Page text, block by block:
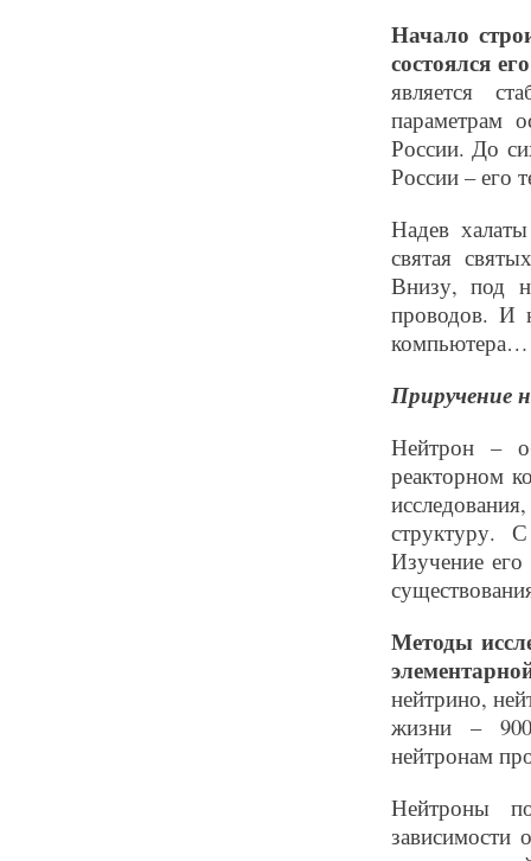
Начало
состоялся
является
параметрам
России. До
России – его
Надев
святая
Внизу, под
проводов. И
компьютера…
Приручение
Нейтрон –
реакторном
структуру.
Изучение его
Методы
нейтрино,
жизни – 900
нейтронам
Нейтроны
зависимости